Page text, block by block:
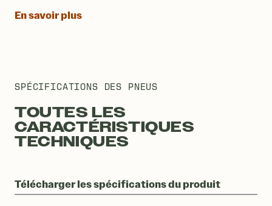
En savoir plus
SPÉCIFICATIONS DES PNEUS
TOUTES LES
CARACTÉRISTIQUES
TECHNIQUES
Télécharger les spécifications du produit